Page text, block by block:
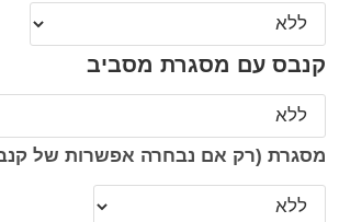
קנבס עם מסגרת מסביב
מסגרת (רק אם נבחרה אפשרות של